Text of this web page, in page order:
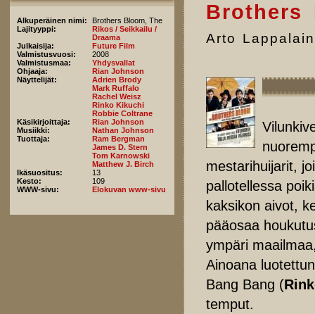
Alkuperäinen nimi:
Brothers Bloom, The
Lajityyppi:
Rikos / Seikkailu /
Draama
Julkaisija:
Future Film
Valmistusvuosi:
2008
Valmistusmaa:
Yhdysvallat
Ohjaaja:
Rian Johnson
Näyttelijät:
Adrien Brody
Mark Ruffalo
Rachel Weisz
Rinko Kikuchi
Robbie Coltrane
Käsikirjoittaja:
Rian Johnson
Musiikki:
Nathan Johnson
Tuottaja:
Ram Bergman
James D. Stern
Tom Karnowski
Matthew J. Birch
Ikäsuositus:
13
Kesto:
109
WWW-sivu:
Elokuvan www-sivu
Brothers
Arto
mestarihuijarit,
pallotellessa
kaksikon aivot,
pääosaa
ympäri
Ainoana
Bang Bang (
temput.